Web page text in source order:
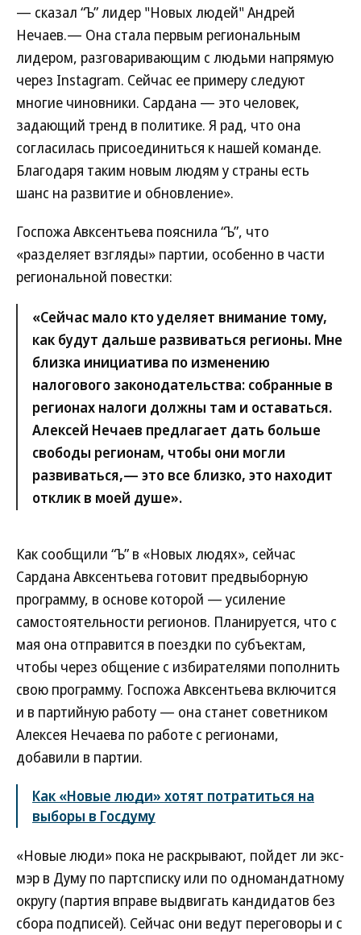
— сказал “Ъ” лидер "Новых людей" Андрей
Нечаев.— Она стала первым региональным
лидером, разговаривающим с людьми напрямую
через Instagram. Сейчас ее примеру следуют
многие чиновники. Сардана — это человек,
задающий тренд в политике. Я рад, что она
согласилась присоединиться к нашей команде.
Благодаря таким новым людям у страны есть
шанс на развитие и обновление».
Госпожа Авксентьева пояснила “Ъ”, что
«разделяет взгляды» партии, особенно в части
региональной повестки:
«Сейчас мало кто уделяет внимание тому,
как будут дальше развиваться регионы. Мне
близка инициатива по изменению
налогового законодательства: собранные в
регионах налоги должны там и оставаться.
Алексей Нечаев предлагает дать больше
свободы регионам, чтобы они могли
развиваться,— это все близко, это находит
отклик в моей душе».
Как сообщили “Ъ” в «Новых людях», сейчас
Сардана Авксентьева готовит предвыборную
программу, в основе которой — усиление
самостоятельности регионов. Планируется, что с
мая она отправится в поездки по субъектам,
чтобы через общение с избирателями пополнить
свою программу. Госпожа Авксентьева включится
и в партийную работу — она станет советником
Алексея Нечаева по работе с регионами,
добавили в партии.
Как «Новые люди» хотят потратиться на
выборы в Госдуму
«Новые люди» пока не раскрывают, пойдет ли экс-
мэр в Думу по партсписку или по одномандатному
округу (партия вправе выдвигать кандидатов без
сбора подписей). Сейчас они ведут переговоры и с